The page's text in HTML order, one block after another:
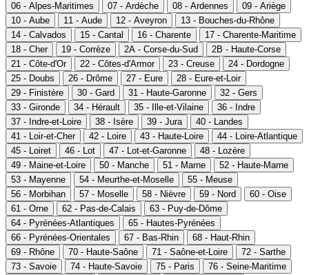
06 - Alpes-Maritimes
07 - Ardèche 08 - Ardennes
09 - Ariège
10 - Aube
11 - Aude 12 - Aveyron
13 - Bouches-du-Rhône
14 - Calvados
15 - Cantal 16 - Charente
17 - Charente-Maritime
18 - Cher
19 - Corrèze 2A - Corse-du-Sud
2B - Haute-Corse
21 - Côte-d'Or
22 - Côtes-d'Armor 23 - Creuse
24 - Dordogne
25 - Doubs
26 - Drôme 27 - Eure
28 - Eure-et-Loir
29 - Finistère
30 - Gard 31 - Haute-Garonne
32 - Gers
33 - Gironde
34 - Hérault 35 - Ille-et-Vilaine
36 - Indre
37 - Indre-et-Loire
38 - Isère 39 - Jura
40 - Landes
41 - Loir-et-Cher
42 - Loire 43 - Haute-Loire
44 - Loire-Atlantique
45 - Loiret
46 - Lot 47 - Lot-et-Garonne
48 - Lozère
49 - Maine-et-Loire
50 - Manche 51 - Marne
52 - Haute-Marne
53 - Mayenne
54 - Meurthe-et-Moselle
55 - Meuse
56 - Morbihan
57 - Moselle 58 - Nièvre 59 - Nord
60 - Oise
61 - Orne
62 - Pas-de-Calais
63 - Puy-de-Dôme
64 - Pyrénées-Atlantiques
65 - Hautes-Pyrénées
66 - Pyrénées-Orientales
67 - Bas-Rhin
68 - Haut-Rhin
69 - Rhône
70 - Haute-Saône 71 - Saône-et-Loire
72 - Sarthe
73 - Savoie
74 - Haute-Savoie 75 - Paris
76 - Seine-Maritime